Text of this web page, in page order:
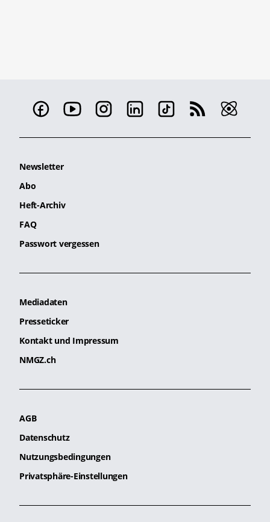
Newsletter
Abo
Heft-Archiv
FAQ
Passwort vergessen
Mediadaten
Presseticker
Kontakt und Impressum
NMGZ.ch
AGB
Datenschutz
Nutzungsbedingungen
Privatsphäre-Einstellungen